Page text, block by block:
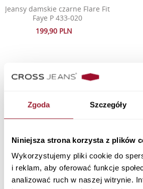
Zgoda Szczegóły
Niniejsza strona korzysta z plików
Wykorzystujemy pliki cookie do
i reklam, aby oferować funkcje
analizować ruch w naszej witrynie.
Jeansy damskie czarne Flare Fit
Faye P 433-020
199,90 PLN
Newsletter
Zapisując się wyrażam zgodę na
spersonalizowanych informacji
przeczytałem i akceptuję
Politykę